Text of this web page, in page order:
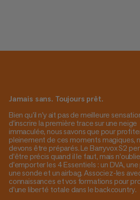
Jamais sans. Toujours prêt.
Bien qu'il n'y ait pas de meilleure
d'inscrire la première trace sur une neige
immaculée, nous savons que pour
pleinement de ces moments magiques,
devons être préparés. Le Barryvox S2
d'être précis quand il le faut, mais
d'emporter les 4 Essentiels : un DVA, une
une sonde et un airbag. Associez-les
connaissances et vos formations pour
d'une liberté totale dans le backcountry.